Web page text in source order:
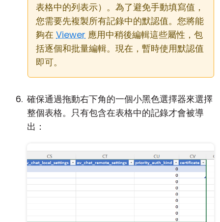
表格中的列表示）。為了避免手動填寫值，
您需要先複製所有記錄中的默認值。您將能
夠在 Viewer 應用中稍後編輯這些屬性，包
括逐個和批量編輯。現在，暫時使用默認值
即可。
確保通過拖動右下角的一個小黑色選擇器來選擇
整個表格。只有包含在表格中的記錄才會被導
出：